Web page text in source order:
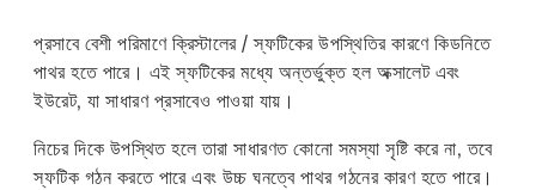
প্রসাবে বেশী পরিমাণে ক্রিস্টালের / স্ফটিকের উপস্থিতির কারণে কিডনিতে
পাথর হতে পারে। এই স্ফটিকের মধ্যে অন্তর্ভুক্ত হল অক্সালেট এবং
ইউরেট, যা সাধারণ প্রসাবেও পাওয়া যায়।
নিচের দিকে উপস্থিত হলে তারা সাধারণত কোনো সমস্যা সৃষ্টি করে না, তবে
স্ফটিক গঠন করতে পারে এবং উচ্চ ঘনত্বে পাথর গঠনের কারণ হতে পারে।